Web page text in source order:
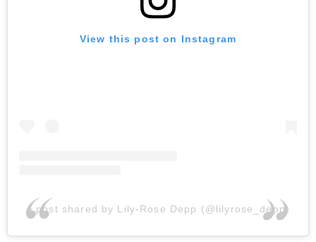
View this post on Instagram
A post shared by Lily-Rose Depp (@lilyrose_depp)